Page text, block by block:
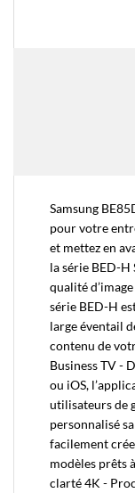
Samsung
pour votre
et mettez en
la série BED-H
qualité
série BED-H
large éventail
contenu de
Business TV -
ou iOS,
utilisateurs de
personnalisé
facilement
modèles prêts
clarté 4K -